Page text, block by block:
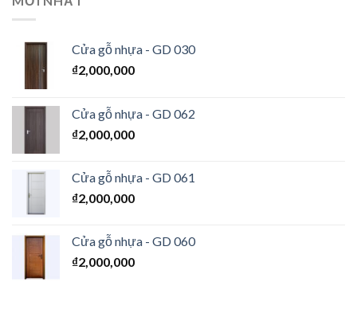
Cửa gỗ nhựa - GD 030
₫2,000,000
Cửa gỗ nhựa - GD 062
₫2,000,000
Cửa gỗ nhựa - GD 061
₫2,000,000
Cửa gỗ nhựa - GD 060
₫2,000,000